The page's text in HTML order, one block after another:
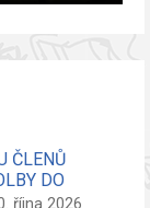
ČLENŮ
DO
října 2026